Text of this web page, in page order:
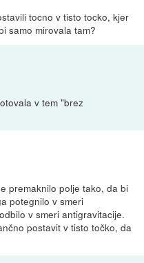
tocno v tisto tocko, kjer
samo mirovala tam?
v tem "brez
premaknilo polje tako, da bi
potegnilo v smeri
v smeri antigravitacije.
postavit v tisto točko, da